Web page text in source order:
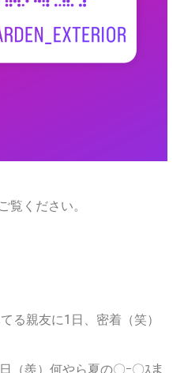
覧ください。
る親友に1日、密着（笑）
（羨）何やら夏の〇ｰ〇ｽま